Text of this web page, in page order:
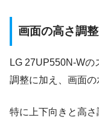
画面の高さ調
LG 27UP550N-W
調整に加え、画面の
特に上下向きと高